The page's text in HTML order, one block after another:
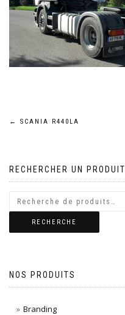
Navigation
l’article
← SCANIA R440LA
RECHERCHER UN PRODUIT
RECHERCHE
NOS PRODUITS
Branding